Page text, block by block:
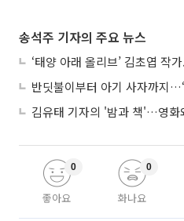
송석주 기자의 주요 뉴스
좋아요
0
화나요
0